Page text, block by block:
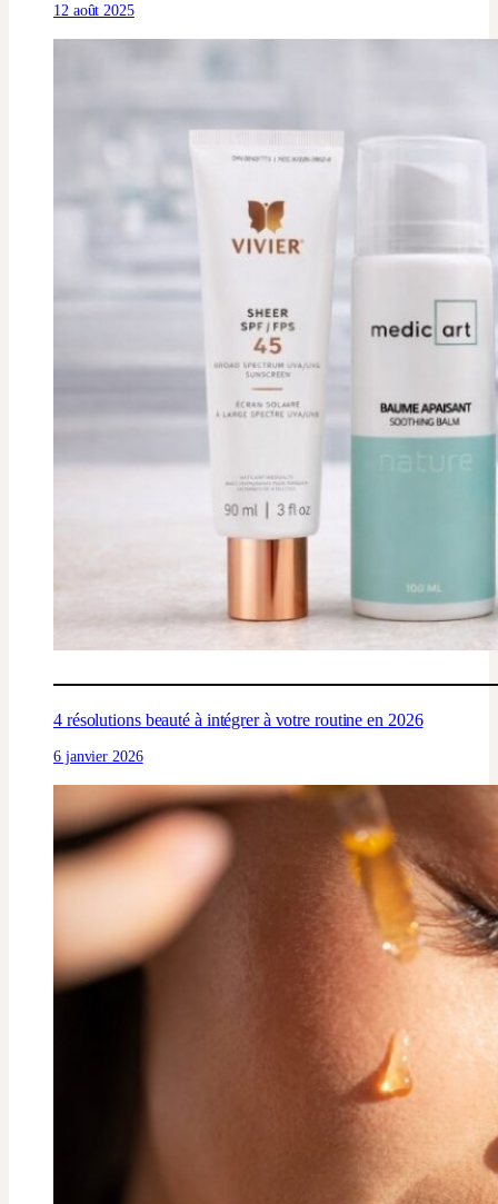
12 août 2025
4 résolutions beauté à intégrer à votre routine en 2026
6 janvier 2026